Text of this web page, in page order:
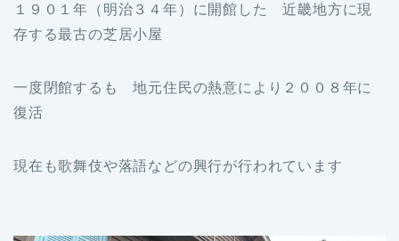
１９０１年（明治３４年）に開館した 近畿地方に現
存する最古の芝居小屋
一度閉館するも 地元住民の熱意により２００８年に
復活
現在も歌舞伎や落語などの興行が行われています